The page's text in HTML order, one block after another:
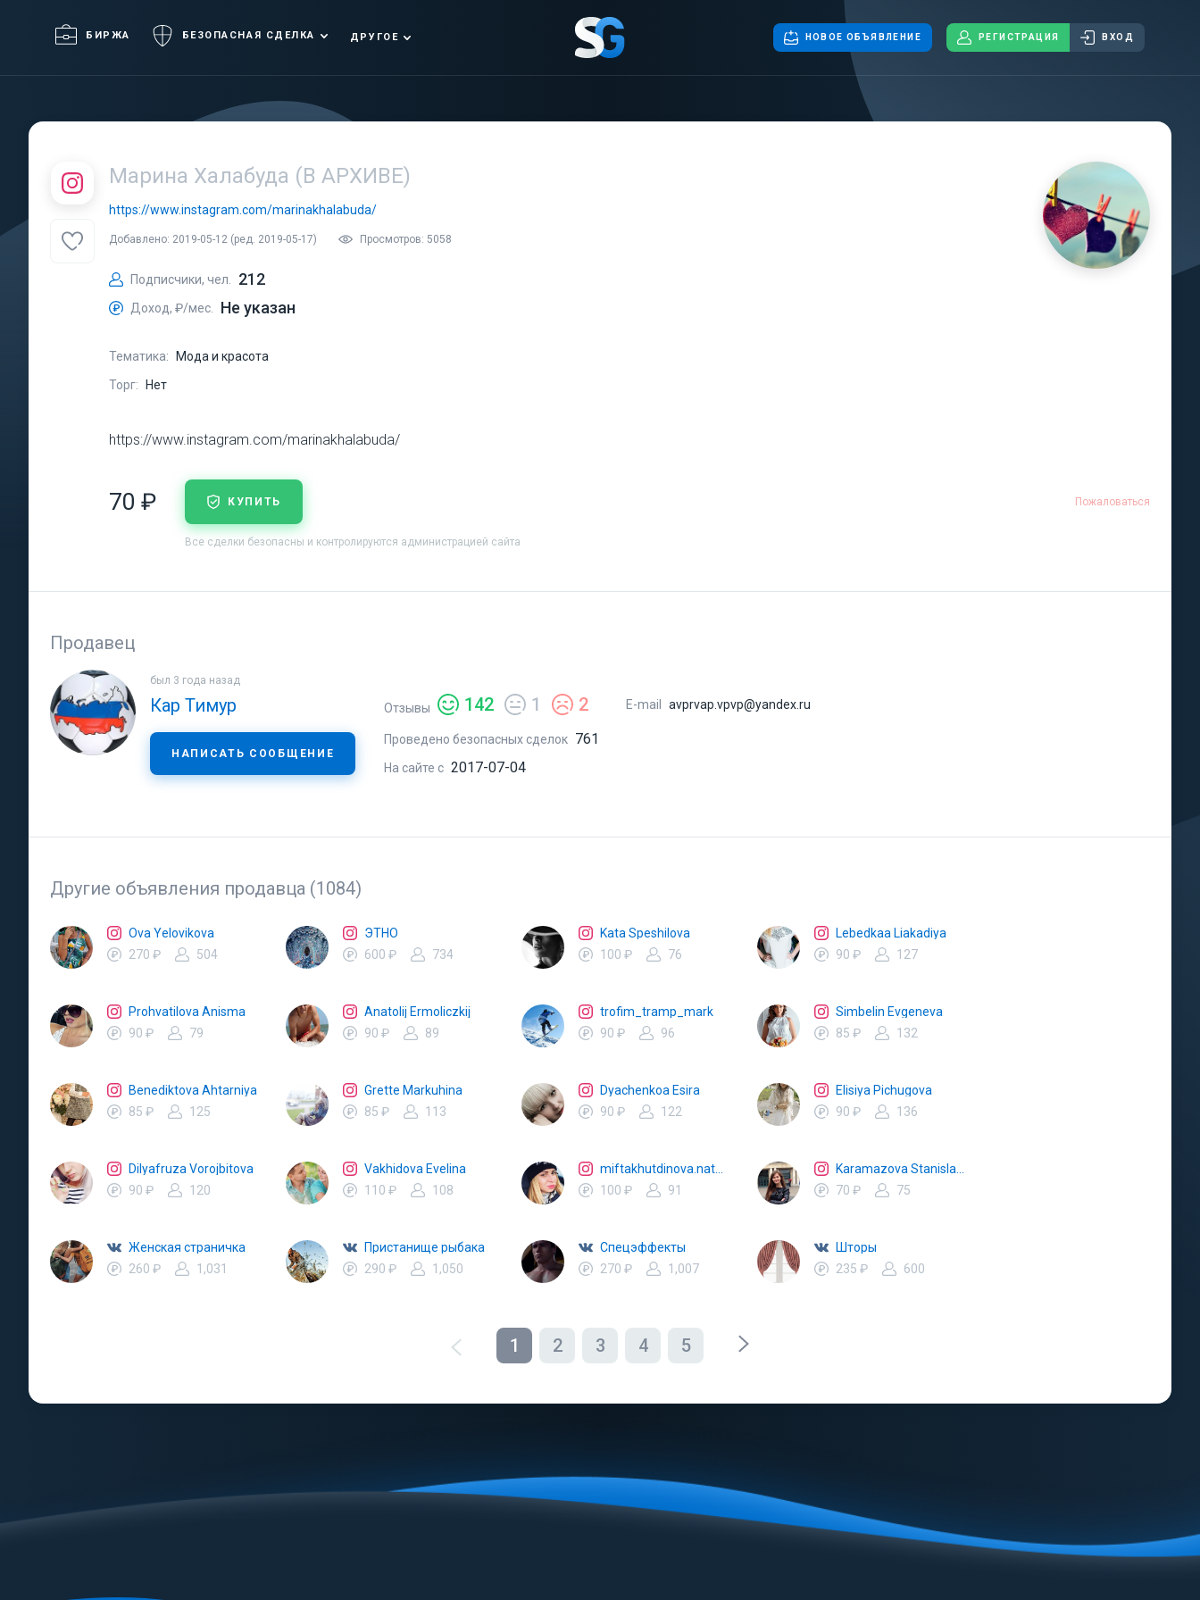
БИРЖА БЕЗОПАСНАЯ СДЕЛКА ДРУГОЕ НОВОЕ ОБЪЯВЛЕНИЕ РЕГИСТРАЦИЯ ВХОД
Марина Халабуда (В АРХИВЕ)
https://www.instagram.com/marinakhalabuda/
Добавлено: 2019-05-12 (ред. 2019-05-17) Просмотров: 5058
Подписчики, чел. 212
Доход, ₽/мес. Не указан
Тематика:
Мода и красота
Торг:
Нет
https://www.instagram.com/marinakhalabuda/
70 ₽ КУПИТЬ
Все сделки безопасны и контролируются администрацией сайта
Пожаловаться
Продавец
был 3 года назад
Кар Тимур
НАПИСАТЬ СООБЩЕНИЕ
Отзывы 142 1 2
Проведено безопасных сделок 761
На сайте с 2017-07-04
E-mail avprvap.vpvp@yandex.ru
Другие объявления продавца (1084)
Ova Yelovikova
270 ₽
504
ЭТНО
600 ₽
734
Kata Speshilova
100 ₽
76
Lebedkaa Liakadiya
90 ₽
127
Prohvatilova Anisma
90 ₽
79
Anatolij Ermoliczkij
90 ₽
89
trofim_tramp_mark
90 ₽
96
Simbelin Evgeneva
85 ₽
132
Benediktova Ahtarniya
85 ₽
125
Grette Markuhina
85 ₽
113
Dyachenkoa Esira
90 ₽
122
Elisiya Pichugova
90 ₽
136
Dilyafruza Vorojbitova
90 ₽
120
Vakhidova Evelina
110 ₽
108
100 ₽
91
70 ₽
75
Женская страничка
260 ₽
1,031
Пристанище рыбака
290 ₽
1,050
Спецэффекты
270 ₽
1,007
Шторы
235 ₽
600
1 2 3 4 5